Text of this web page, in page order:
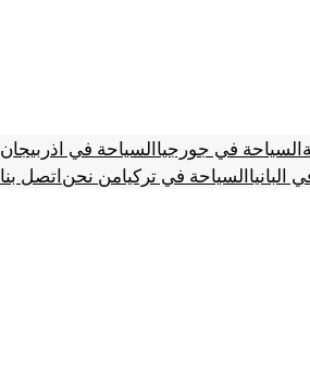
السياحة في جورجياالسياحة في اذربيجان
البانياالسياحة في تركيامن نحناتصل بنا